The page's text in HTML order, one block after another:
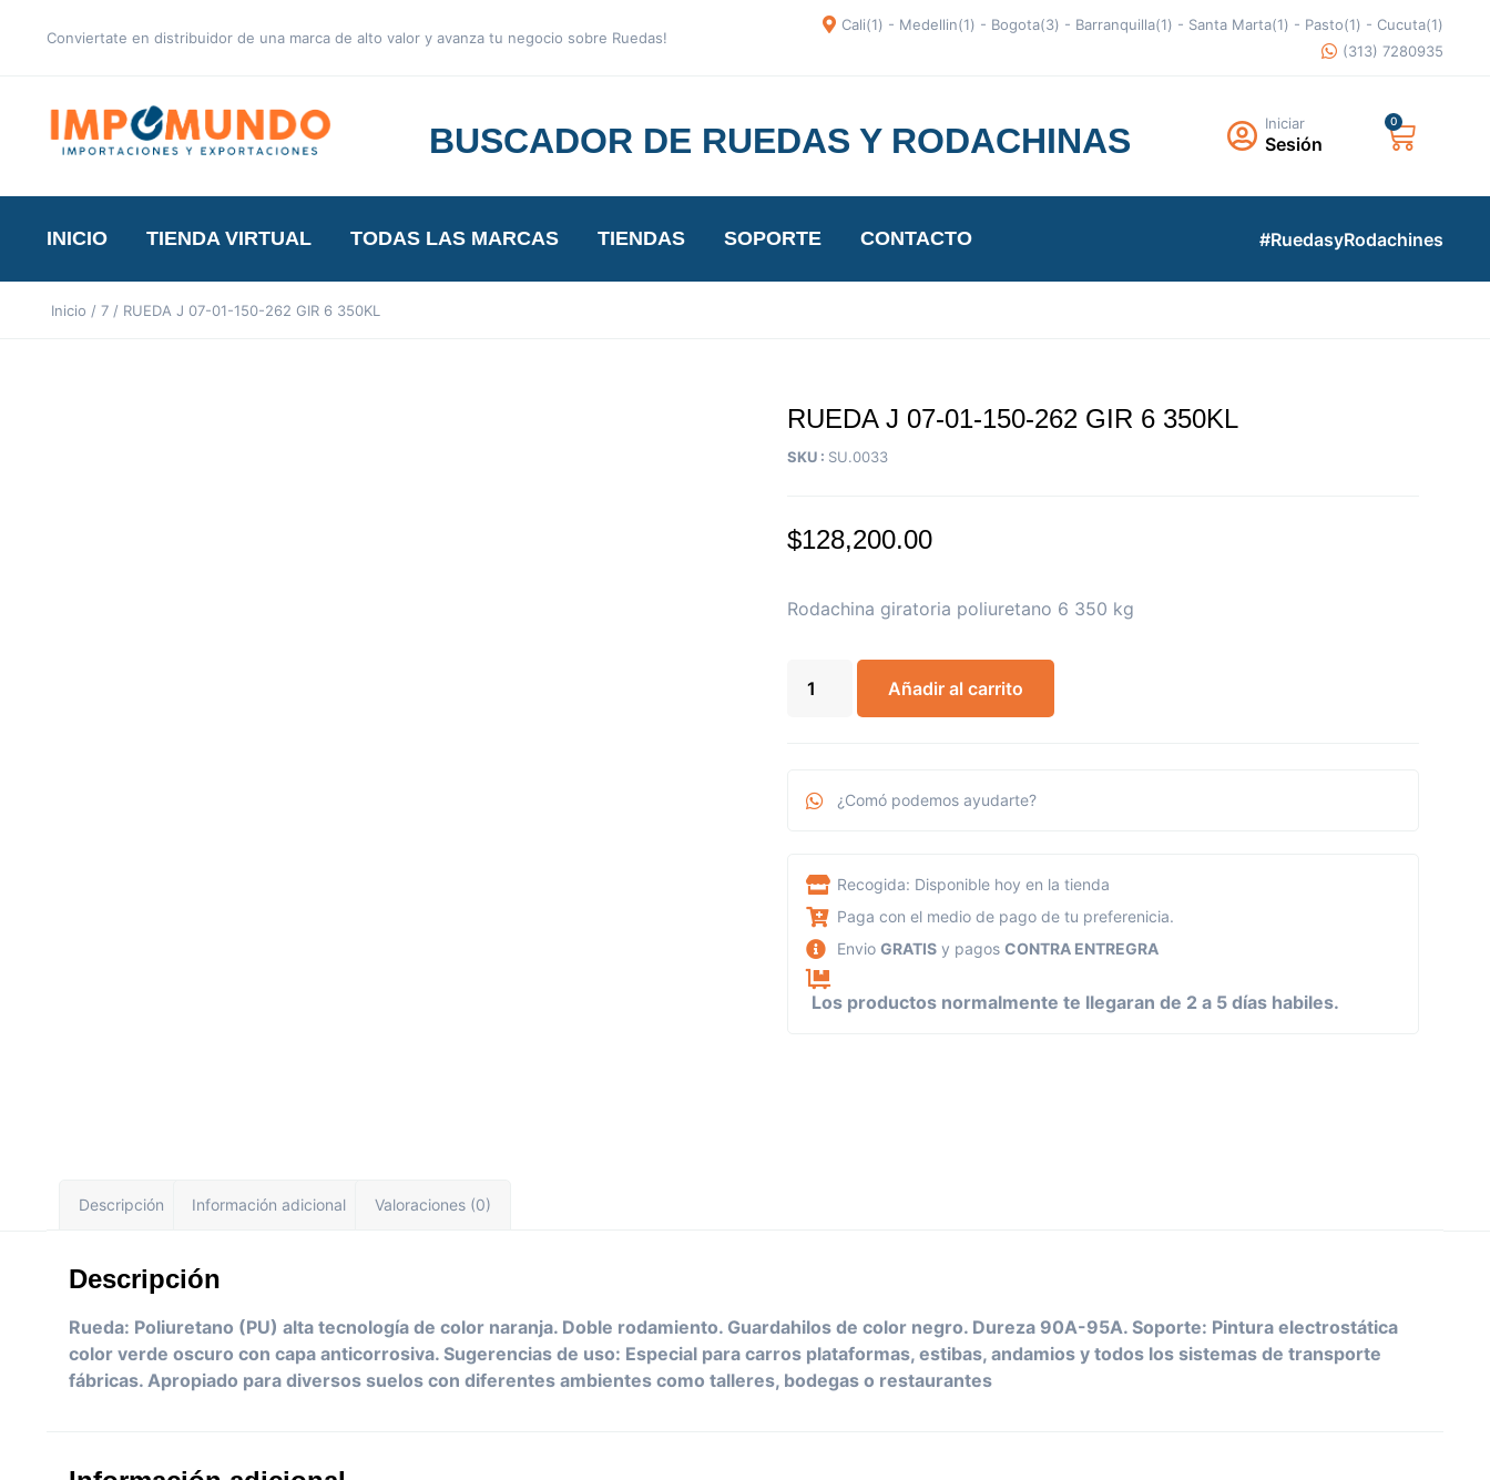
Conviertate en distribuidor de una marca de alto valor y avanza tu negocio sobre Ruedas!
Cali(1) - Medellin(1) - Bogota(3) - Barranquilla(1) - Santa Marta(1) - Pasto(1) - Cucuta(1)
(313) 7280935
BUSCADOR DE RUEDAS Y RODACHINAS Iniciar
Sesión
INICIO TIENDA VIRTUAL TODAS LAS MARCAS TIENDAS SOPORTE CONTACTO #RuedasyRodachines
Inicio / 7 / RUEDA J 07-01-150-262 GIR 6 350KL
RUEDA J 07-01-150-262 GIR 6 350KL
SKU : SU.0033
$128,200.00
Rodachina giratoria poliuretano 6 350 kg
Añadir al carrito
¿Comó podemos ayudarte?
Recogida: Disponible hoy en la tienda
Paga con el medio de pago de tu preferenicia.
Envio GRATISy pagos CONTRA ENTREGRA
Los productos normalmente te llegaran de 2 a 5 días habiles.
Descripción Información adicional Valoraciones (0)
Descripción
Rueda: Poliuretano (PU) alta tecnología de color naranja. Doble rodamiento. Guardahilos de color negro. Dureza 90A-95A. Soporte: Pintura electrostática
color verde oscuro con capa anticorrosiva. Sugerencias de uso: Especial para carros plataformas, estibas, andamios y todos los sistemas de transporte
fábricas. Apropiado para diversos suelos con diferentes ambientes como talleres, bodegas o restaurantes